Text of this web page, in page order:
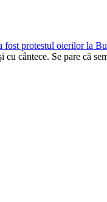
fost protestul oierilor la
cântece. Se pare că